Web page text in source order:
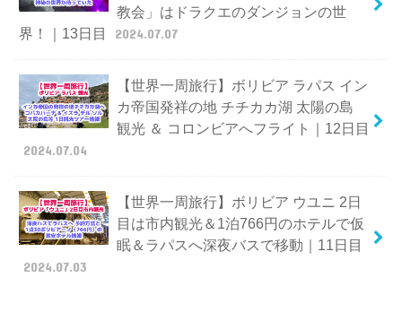
教会」はドラクエのダンジョンの世
界！｜13日目
2024.07.07
【世界一周旅行】ボリビア ラパス イン
カ帝国発祥の地 チチカカ湖 太陽の島
観光 ＆ コロンビアへフライト｜12日目
2024.07.04
【世界一周旅行】ボリビア ウユニ 2日
目は市内観光＆1泊766円のホテルで仮
眠＆ラパスへ深夜バスで移動｜11日目
2024.07.03